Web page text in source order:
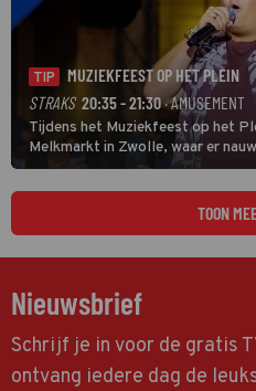
TIP
MUZIEKFEEST OP HET PLEIN
STRAKS 20:35 - 21:30· AMUSEMENT
Tijdens het Muziekfeest op het
Melkmarkt in Zwolle, waar er
grootste namen zijn André
natuurlijk Rutger van Barneveld
TOON
Nieuwsbrief
Schrijf je in voor de gratis
ontvang iedere dag de